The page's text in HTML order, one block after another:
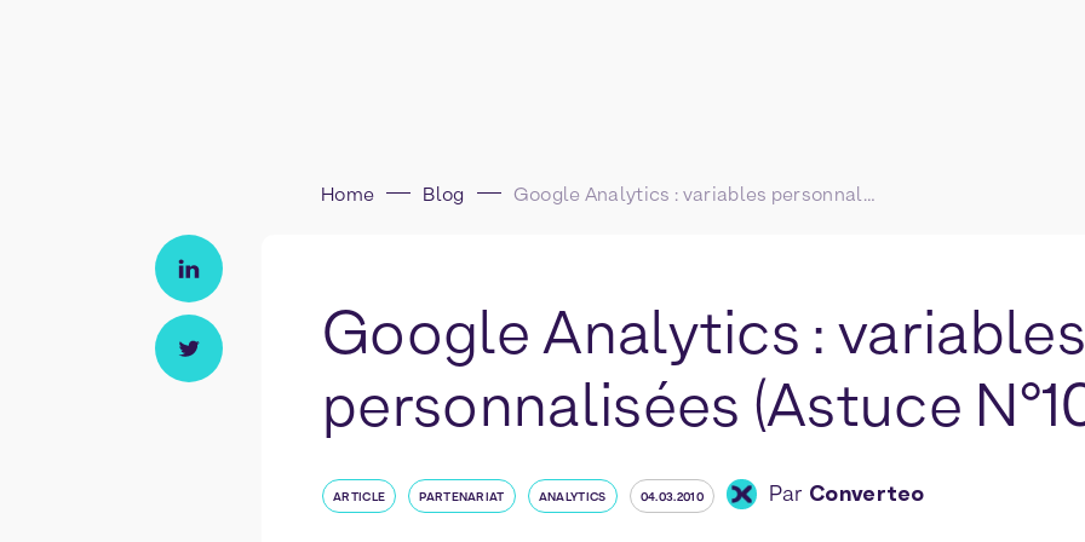
Home Blog Google Analytics : variables personnalisées (Astuce N°10)
Google Analytics : variables
personnalisées (Astuce
ARTICLE PARTENARIAT ANALYTICS 04.03.2010 Par Converteo